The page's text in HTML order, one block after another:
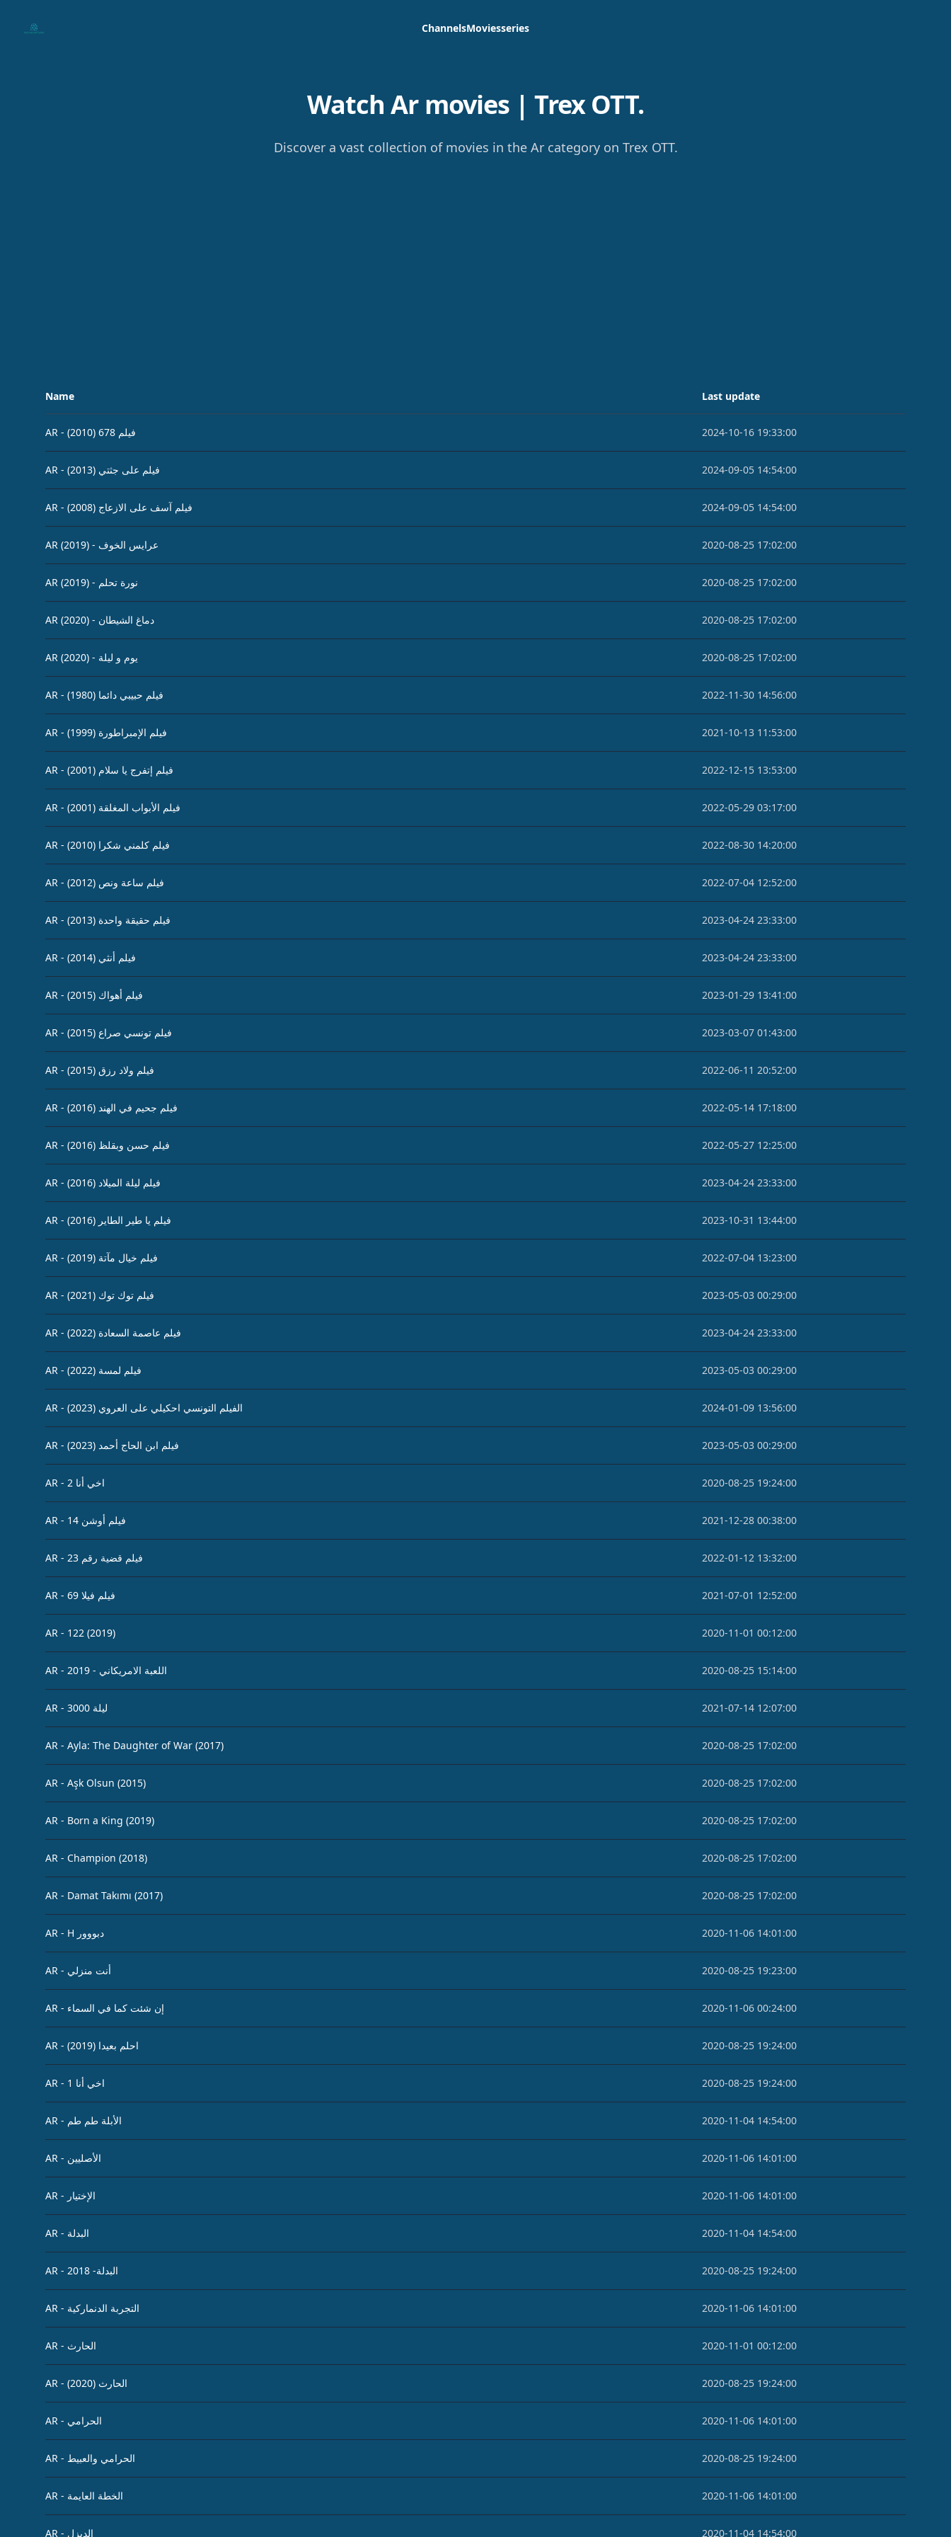
Your Company ChannelsMoviesseries
Watch Ar movies | Trex OTT.
Discover a vast collection of movies in the Ar category on Trex OTT.
Name Last update
AR - فيلم 678 (2010) 2024-10-16 19:33:00
AR - فيلم على جثتي (2013) 2024-09-05 14:54:00
AR - فيلم آسف على الازعاج (2008) 2024-09-05 14:54:00
AR (2019) - عرايس الخوف 2020-08-25 17:02:00
AR (2019) - نورة تحلم 2020-08-25 17:02:00
AR (2020) - دماغ الشيطان 2020-08-25 17:02:00
AR (2020) - يوم و ليلة 2020-08-25 17:02:00
AR - (1980) فيلم حبيبي دائما 2022-11-30 14:56:00
AR - (1999) فيلم الإمبراطورة 2021-10-13 11:53:00
AR - (2001) فيلم إتفرج يا سلام 2022-12-15 13:53:00
AR - (2001) فيلم الأبواب المغلقة 2022-05-29 03:17:00
AR - (2010) فيلم كلمني شكرا 2022-08-30 14:20:00
AR - (2012) فيلم ساعة ونص 2022-07-04 12:52:00
AR - (2013) فيلم حقيقة واحدة 2023-04-24 23:33:00
AR - (2014) فيلم أنثي 2023-04-24 23:33:00
AR - (2015) فيلم أهواك 2023-01-29 13:41:00
AR - (2015) فيلم تونسي صراع 2023-03-07 01:43:00
AR - (2015) فيلم ولاد رزق 2022-06-11 20:52:00
AR - (2016) فيلم جحيم في الهند 2022-05-14 17:18:00
AR - (2016) فيلم حسن وبقلظ 2022-05-27 12:25:00
AR - (2016) فيلم ليلة الميلاد 2023-04-24 23:33:00
AR - (2016) فيلم يا طير الطاير 2023-10-31 13:44:00
AR - (2019) فيلم خيال مآتة 2022-07-04 13:23:00
AR - (2021) فيلم توك توك 2023-05-03 00:29:00
AR - (2022) فيلم عاصمة السعادة 2023-04-24 23:33:00
AR - (2022) فيلم لمسة 2023-05-03 00:29:00
AR - (2023) الفيلم التونسي احكيلي على العروي 2024-01-09 13:56:00
AR - (2023) فيلم ابن الحاج أحمد 2023-05-03 00:29:00
AR - 2 اخي أنا 2020-08-25 19:24:00
AR - 14 فيلم أوشن 2021-12-28 00:38:00
AR - 23 فيلم قضية رقم 2022-01-12 13:32:00
AR - 69 فيلم فيلا 2021-07-01 12:52:00
AR - 122 (2019) 2020-11-01 00:12:00
AR - 2019 - اللعبة الامريكاني 2020-08-25 15:14:00
AR - 3000 ليلة 2021-07-14 12:07:00
AR - Ayla: The Daughter of War (2017) 2020-08-25 17:02:00
AR - Aşk Olsun (2015) 2020-08-25 17:02:00
AR - Born a King (2019) 2020-08-25 17:02:00
AR - Champion (2018) 2020-08-25 17:02:00
AR - Damat Takımı (2017) 2020-08-25 17:02:00
AR - H دبووور 2020-11-06 14:01:00
AR - أنت منزلي 2020-08-25 19:23:00
AR - إن شئت كما في السماء 2020-11-06 00:24:00
AR - احلم بعيدا (2019) 2020-08-25 19:24:00
AR - اخي أنا 1 2020-08-25 19:24:00
AR - الأبلة طم طم 2020-11-04 14:54:00
AR - الأصليين 2020-11-06 14:01:00
AR - الإختيار 2020-11-06 14:01:00
AR - البدلة 2020-11-04 14:54:00
AR - البدلة- 2018 2020-08-25 19:24:00
AR - التجربة الدنماركية 2020-11-06 14:01:00
AR - الحارث 2020-11-01 00:12:00
AR - الحارث (2020) 2020-08-25 19:24:00
AR - الحرامي 2020-11-06 14:01:00
AR - الحرامي والعبيط 2020-08-25 19:24:00
AR - الخطة العايمة 2020-11-06 14:01:00
AR - الديزل 2020-11-04 14:54:00